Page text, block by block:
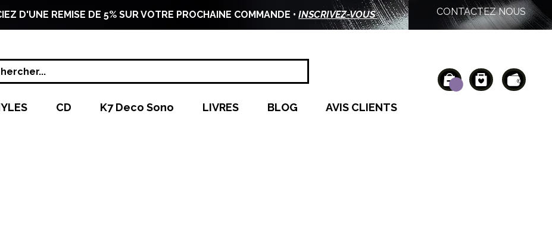
D'UNE REMISE DE 5% SUR VOTRE PROCHAINE COMMANDE •INSCRIVEZ-VOUS CONTACTEZ NOUS
CD K7 Deco Sono LIVRES BLOG AVIS CLIENTS